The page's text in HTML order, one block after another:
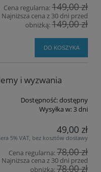
Cena regularna:149,00 zł
Najniższa cena z 30 dni przed
obniżką:149,00 zł
DO KOSZYKA
i wyzwania
Dostępność:dostępny
Wysyłka w:3 dni
49,00 zł
5% VAT, bez kosztów dostawy
Cena regularna:78,00 zł
Najniższa cena z 30 dni przed
obniżką:78,00 zł